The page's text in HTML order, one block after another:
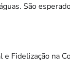
São
Fidelização na